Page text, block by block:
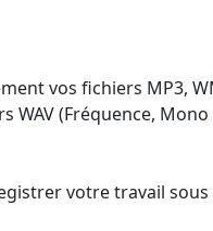
vos fichiers MP3,
(Fréquence, Mono
votre travail